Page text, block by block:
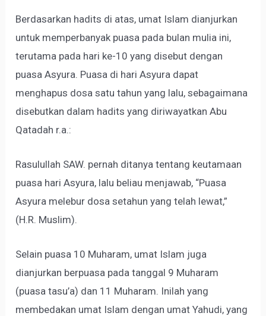
Berdasarkan hadits di atas, umat Islam dianjurkan
untuk memperbanyak puasa pada bulan mulia ini,
terutama pada hari ke-10 yang disebut dengan
puasa Asyura. Puasa di hari Asyura dapat
menghapus dosa satu tahun yang lalu, sebagaimana
disebutkan dalam hadits yang diriwayatkan Abu
Qatadah r.a.:
Rasulullah SAW. pernah ditanya tentang keutamaan
puasa hari Asyura, lalu beliau menjawab, “Puasa
Asyura melebur dosa setahun yang telah lewat,”
(H.R. Muslim).
Selain puasa 10 Muharam, umat Islam juga
dianjurkan berpuasa pada tanggal 9 Muharam
(puasa tasu’a) dan 11 Muharam. Inilah yang
membedakan umat Islam dengan umat Yahudi, yang